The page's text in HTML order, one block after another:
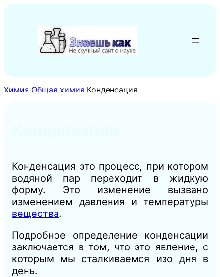
содержимому
Химия Общая химия Конденсация
Конденсация это процесс, при котором
водяной пар переходит в жидкую
форму. Это изменение вызвано
изменением давления и температуры
вещества.
Подробное определение конденсации
заключается в том, что это явление, с
которым мы сталкиваемся изо дня в
день.